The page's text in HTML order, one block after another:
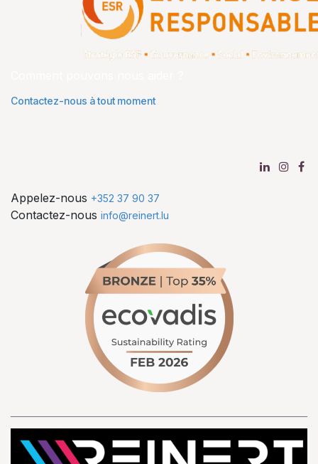
Contactez-nous à tout moment
Appelez-nous +352 37 90 37
Contactez-nous info@reinert.lu